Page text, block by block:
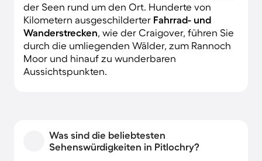
der Seen rund um den Ort. Hunderte von
Kilometern ausgeschilderter Fahrrad- und
Wanderstrecken, wie der Craigover, führen Sie
durch die umliegenden Wälder, zum Rannoch
Moor und hinauf zu wunderbaren
Aussichtspunkten.
Was sind die beliebtesten
Sehenswürdigkeiten in Pitlochry?